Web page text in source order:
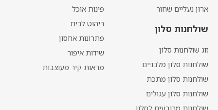
ארון נעליים שחור
שולחנות סלון
זוג שולחנות סלון
שולחנות סלון מלבניים
שולחנות סלון מתכת
שולחנות סלון עגולים
פינות אוכל
ריהוט לבית
פתרונות אחסון
שידות איפור
מראות קיר מעוצבות